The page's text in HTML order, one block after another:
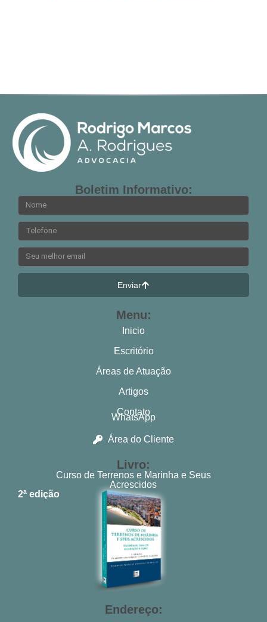
Boletim Informativo:
Enviar
Menu:
Inicio
Escritório
Áreas de Atuação
Artigos
Contato
WhatsApp
Área do Cliente
Livro:
Curso de Terrenos e Marinha e Seus
Acrescidos
2ª edição
Endereço: